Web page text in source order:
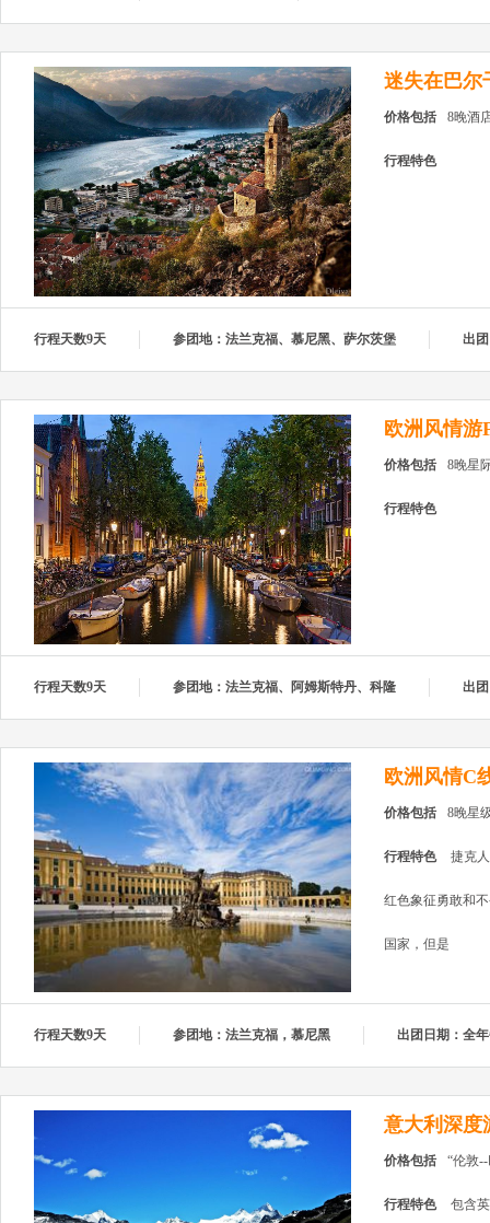
迷失在巴尔
价格包括 8晚酒
行程特色
行程天数9天 参团地：法兰克福、慕尼黑、萨尔茨堡 出
欧洲风情游
价格包括 8晚星
行程特色
行程天数9天 参团地：法兰克福、阿姆斯特丹、科隆 出
欧洲风情C
价格包括 8晚星
行程特色 捷克
红色象征勇敢和
国家，但是
行程天数9天 参团地：法兰克福，慕尼黑 出团日期：全
意大利深度
价格包括 “伦敦
行程特色 包含